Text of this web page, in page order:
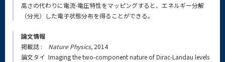
高さの代わりに電流-電圧特性をマッピングすると、エネルギー分解
（分光）した電子状態分布を得ることができる。
論文情報
掲載誌 :
Nature Physics, 2014
論文タイ Imaging the two-component nature of Dirac-Landau levels